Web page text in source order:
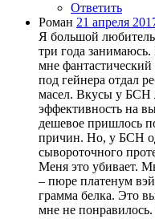
Ответить
Роман 21 апреля
Я большой
три года
мне
под гейнера отдал
масел. Вкусы у БСН
эффективность на
дешевое пришлось
причин. Но, у БСН
сывороточного
Меня это убивает.
– пюре платенум
грамма белка. Это
мне не